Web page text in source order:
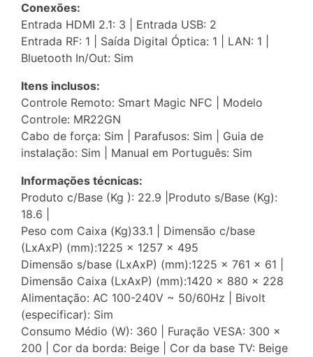
Conexões:
Entrada HDMI 2.1: 3 | Entrada USB: 2
Entrada RF: 1 | Saída Digital Óptica: 1 | LAN: 1 |
Bluetooth In/Out: Sim
Itens inclusos:
Controle Remoto: Smart Magic NFC | Modelo
Controle: MR22GN
Cabo de força: Sim | Parafusos: Sim | Guia de
instalação: Sim | Manual em Português: Sim
Informações técnicas:
Produto c/Base (Kg ): 22.9 |Produto s/Base (Kg):
18.6 |
Peso com Caixa (Kg)33.1 | Dimensão c/base
(LxAxP) (mm):1225 x 1257 x 495
Dimensão s/base (LxAxP) (mm):1225 x 761 x 61 |
Dimensão Caixa (LxAxP) (mm):1420 x 880 x 228
Alimentação: AC 100-240V ~ 50/60Hz | Bivolt
(especificar): Sim
Consumo Médio (W): 360 | Furação VESA: 300 x
200 | Cor da borda: Beige | Cor da base TV: Beige